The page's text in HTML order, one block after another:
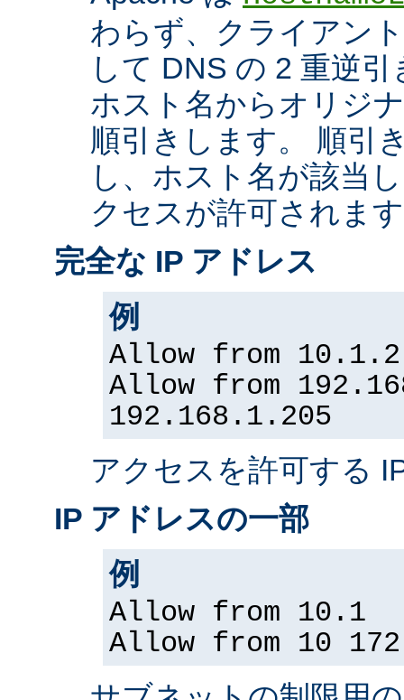
わらず、クライアン
して DNS の 2 重逆
ホスト名からオリジ
順引きします。 順引
し、ホスト名が該当
クセスが許可されま
完全な IP アドレス
例
Allow from
Allow from
192.168.1.205
アクセスを許可する
IP アドレスの一部
例
Allow from 10.1
Allow from 10